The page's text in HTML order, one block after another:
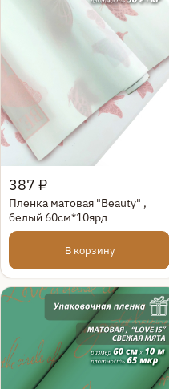
Быстрый просмотр
387 ₽
Пленка матовая "Beauty" ,
белый 60см*10ярд
В корзину